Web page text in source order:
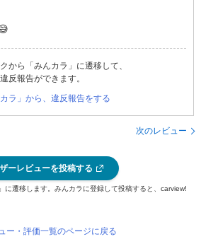
から「みんカラ」に遷移して、
違反報告ができます。
カラ」から、違反報告をする
次のレビュー
ーレビューを投稿する
遷移します。みんカラに登録して投稿すると、carview!
ー・評価一覧のページに戻る